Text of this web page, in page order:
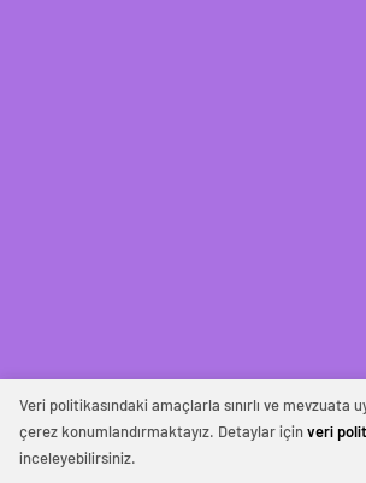
Veri politikasındaki amaçlarla sınırlı ve mevzuata
çerez konumlandırmaktayız. Detaylar içinveri
inceleyebilirsiniz.